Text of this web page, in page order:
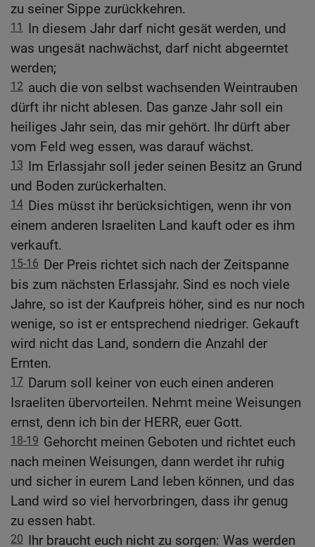
zu seiner Sippe zurückkehren.
11
In diesem Jahr darf nicht gesät werden, und
was ungesät nachwächst, darf nicht abgeerntet
werden;
12 auch die von selbst wachsenden Weintrauben
dürft ihr nicht ablesen. Das ganze Jahr soll ein
heiliges Jahr sein, das mir gehört. Ihr dürft aber
vom Feld weg essen, was darauf wächst.
13 Im Erlassjahr soll jeder seinen Besitz an Grund
und Boden zurückerhalten.
14 Dies müsst ihr berücksichtigen, wenn ihr von
einem anderen Israeliten Land kauft oder es ihm
verkauft.
15-16 Der Preis richtet sich nach der Zeitspanne
bis zum nächsten Erlassjahr. Sind es noch viele
Jahre, so ist der Kaufpreis höher, sind es nur noch
wenige, so ist er entsprechend niedriger. Gekauft
wird nicht das Land, sondern die Anzahl der
Ernten.
17 Darum soll keiner von euch einen anderen
Israeliten übervorteilen. Nehmt meine Weisungen
ernst, denn ich bin der HERR, euer Gott.
18-19 Gehorcht meinen Geboten und richtet euch
nach meinen Weisungen, dann werdet ihr ruhig
und sicher in eurem Land leben können, und das
Land wird so viel hervorbringen, dass ihr genug
zu essen habt.
20 Ihr braucht euch nicht zu sorgen: Was werden